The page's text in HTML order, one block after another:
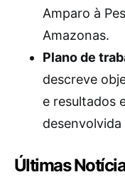
Amparo à
Amazonas.
Plano de
descreve
e resultados
Últimas